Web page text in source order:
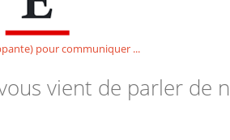
pour communiquer ...
vous vient de parler de